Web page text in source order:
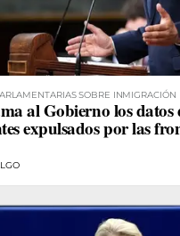
SOBRE INMIGRACIÓN
al Gobierno los datos
expulsados por las